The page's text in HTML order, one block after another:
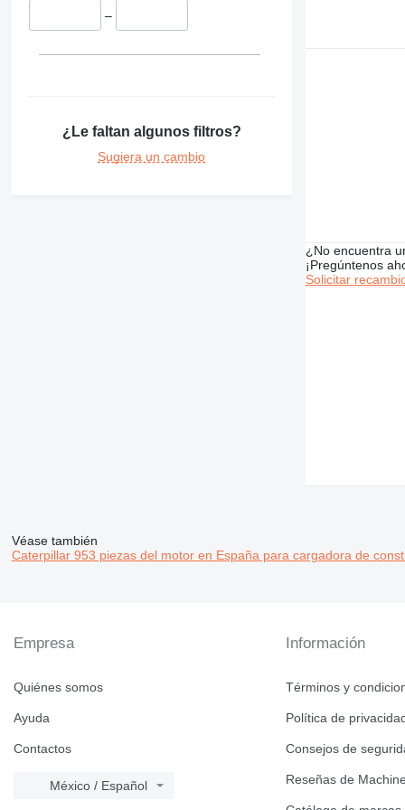
–
¿Le faltan algunos filtros?
Sugiera un cambio
¿No encuentra
¡Pregúntenos
Solicitar
Véase también
Caterpillar 953 piezas del motor en España para cargadora de
Empresa
Quiénes somos
Ayuda
Contactos
México / Español
Información
Términos y
Política de
Consejos de
Reseñas de